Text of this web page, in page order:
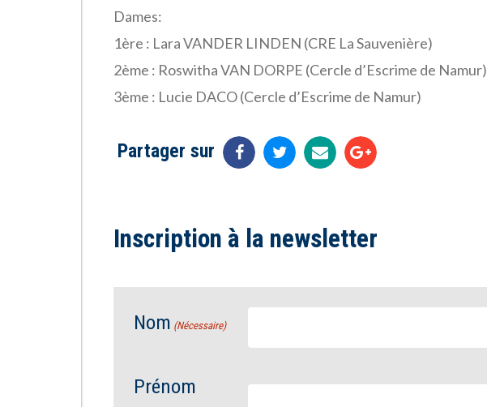
Dames:
1ère : Lara VANDER LINDEN (CRE La Sauvenière)
2ème : Roswitha VAN DORPE (Cercle d’Escrime de Namur)
3ème : Lucie DACO (Cercle d’Escrime de Namur)
Partager sur
Inscription à la newsletter
Nom (Nécessaire)
Prénom